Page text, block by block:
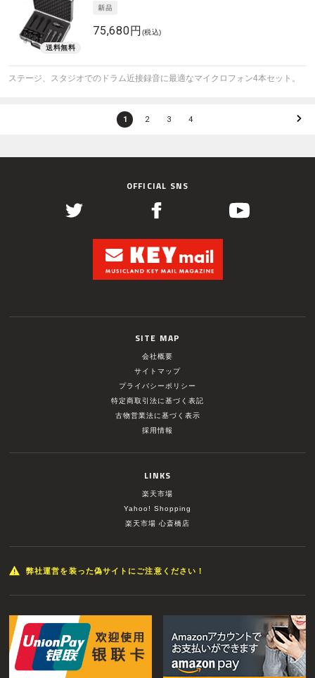
75,680円 (税込)
ステージ、スタジオでのドラム近接録音に最適なマイクロフォン4本セット。
1 2 3 4
OFFICIAL SNS
SITE MAP
会社概要
サイトマップ
プライバシーポリシー
特定商取引法に基づく表記
古物営業法に基づく表示
採用情報
LINKS
楽天市場
Yahoo! Shopping
楽天市場 心斎橋店
弊社運営を装った偽サイトにご注意ください！